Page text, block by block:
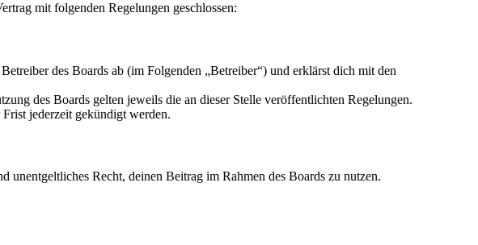
mit folgenden Regelungen geschlossen:
des Boards ab (im Folgenden „Betreiber“) und erklärst dich mit den
des Boards gelten jeweils die an dieser Stelle veröffentlichten Regelungen.
jederzeit gekündigt werden.
unentgeltliches Recht, deinen Beitrag im Rahmen des Boards zu nutzen.